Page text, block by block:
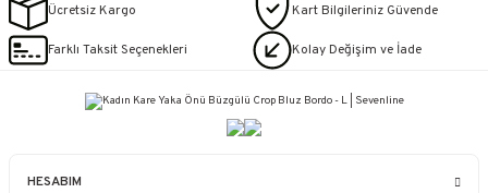
Ücretsiz Kargo Kart Bilgileriniz Güvende
Farklı Taksit Seçenekleri Kolay Değişim ve İade
HESABIM